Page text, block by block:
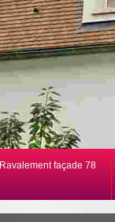
Ravalement façade 78